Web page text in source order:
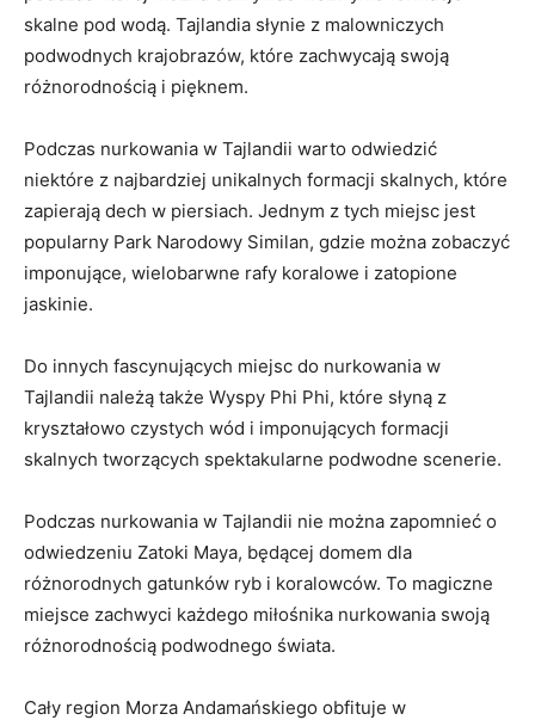
skalne pod wodą. ⁤Tajlandia słynie z malowniczych
podwodnych krajobrazów,⁤ które ⁢zachwycają swoją
‌różnorodnością i pięknem.
Podczas nurkowania w Tajlandii warto ‍odwiedzić‍
niektóre ⁣z najbardziej unikalnych formacji skalnych,⁤ które
zapierają dech ​w piersiach.⁢ Jednym z tych miejsc jest
popularny Park Narodowy Similan, gdzie ⁢można zobaczyć​
imponujące, wielobarwne rafy koralowe⁤ i zatopione
jaskinie.
Do innych fascynujących miejsc ⁢do nurkowania‌ w
Tajlandii należą⁤ także ‌Wyspy Phi ⁢Phi, które słyną z
kryształowo czystych wód i imponujących formacji
skalnych tworzących spektakularne⁤ podwodne scenerie.
Podczas nurkowania w Tajlandii ‍nie ‍można zapomnieć o
odwiedzeniu Zatoki Maya, będącej domem ​dla
⁣różnorodnych gatunków ryb i koralowców. To magiczne
miejsce‍ zachwyci​ każdego miłośnika nurkowania swoją
różnorodnością ⁣podwodnego świata.
Cały region Morza Andamańskiego obfituje w